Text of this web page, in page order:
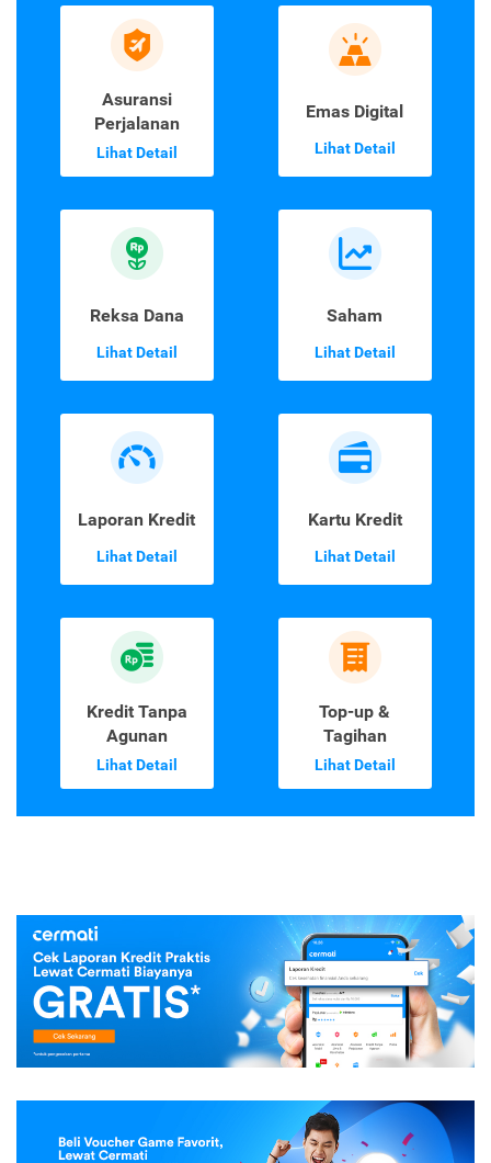
Asuransi
Perjalanan
Lihat Detail
Emas Digital
Lihat Detail
Reksa Dana
Lihat Detail
Saham
Lihat Detail
Laporan Kredit
Lihat Detail
Kartu Kredit
Lihat Detail
Kredit Tanpa
Agunan
Lihat Detail
Top-up &
Tagihan
Lihat Detail